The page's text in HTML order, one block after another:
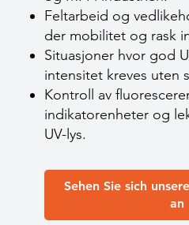
Feltarbeid og
der mobilitet og rask
Situasjoner hvor god
intensitet kreves uten
Kontroll av
indikatorenheter og
UV-lys.
Sehen Sie sich
an